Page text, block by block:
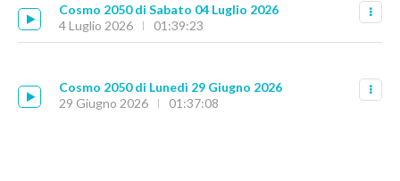
Cosmo 2050 di Sabato 04 Luglio 2026
4 Luglio 2026
01:39:23
Cosmo 2050 di Lunedì 29 Giugno 2026
29 Giugno 2026
01:37:08